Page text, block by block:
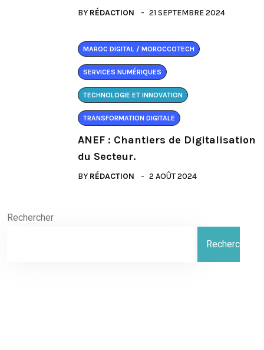
BY RÉDACTION 21 SEPTEMBRE 2024
MAROC DIGITAL / MOROCCOTECH
SERVICES NUMÉRIQUES
TECHNOLOGIE ET INNOVATION
TRANSFORMATION DIGITALE
ANEF : Chantiers de Digitalisation
du Secteur.
BY RÉDACTION 2 AOÛT 2024
Rechercher
Rechercher